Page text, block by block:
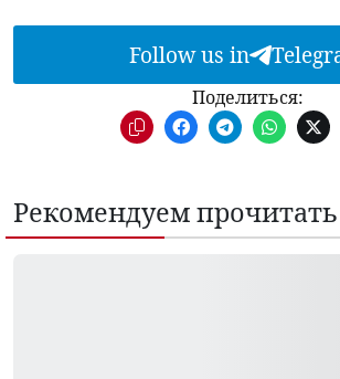
Follow us in
Поделиться:
Рекомендуем прочитать